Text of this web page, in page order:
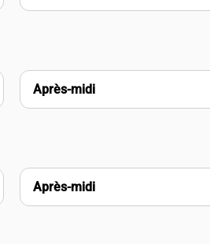
Après-midi
Après-midi